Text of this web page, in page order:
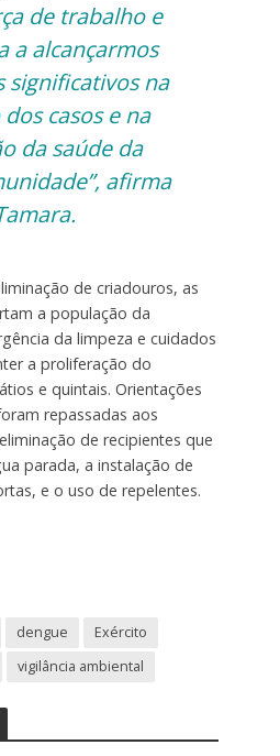
de trabalho e
a alcançarmos
significativos na
casos e na
da saúde da
afirma
de criadouros, as
a população da
da limpeza e cuidados
a proliferação do
e quintais. Orientações
repassadas aos
de recipientes que
parada, a instalação de
e o uso de repelentes.
dengue
Exército
vigilância ambiental